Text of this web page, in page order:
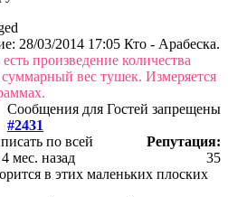
28/03/2014 17:05 Кто - Арабеска.
произведение количества
вес тушек. Измеряется
Сообщения для Гостей запрещены
#2431
по всей
мес. назад
Репутация:
35
в этих маленьких плоских